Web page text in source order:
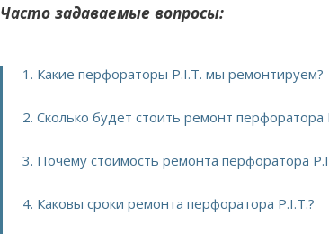
Часто задаваемые вопросы:
1. Какие перфораторы P.I.T. мы ремонтируем?
2. Сколько будет стоить ремонт перфоратора
3. Почему стоимость ремонта перфоратора
4. Каковы сроки ремонта перфоратора P.I.T.?